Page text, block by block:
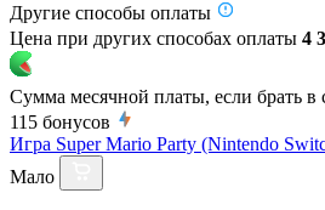
Другие способы оплаты
Цена при других способах оплаты 4
Сумма месячной платы, если брать в
115 бонусов
Игра Super Mario Party (Nintendo
Мало